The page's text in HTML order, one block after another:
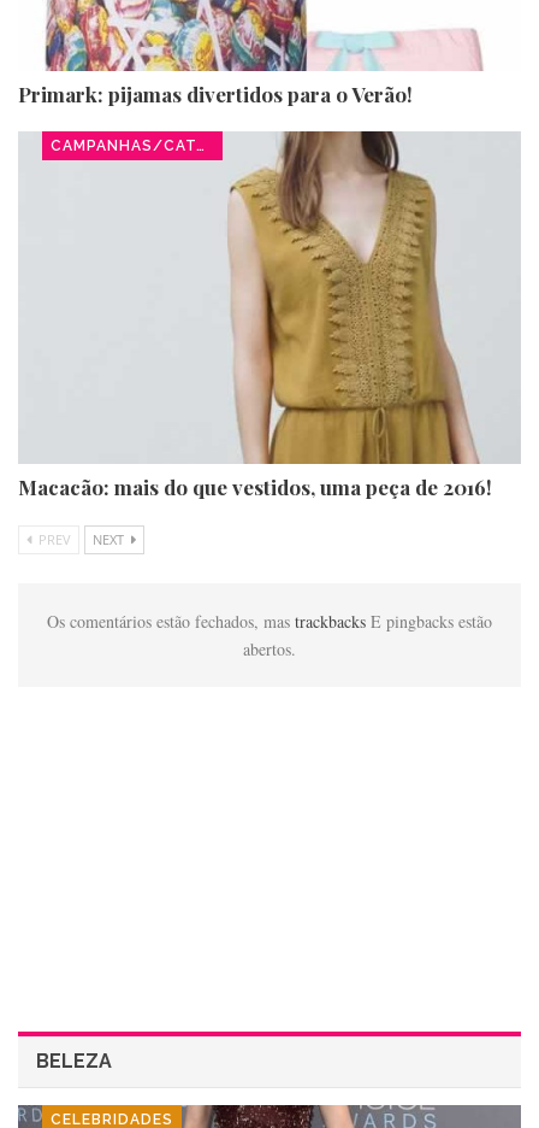
Primark: pijamas divertidos para o Verão!
CAMPANHAS/CATÁLOGOS
Macacão: mais do que vestidos, uma peça de 2016!
PREV NEXT
Os comentários estão fechados, mas trackbacks E pingbacks estão
abertos.
BELEZA
CELEBRIDADES